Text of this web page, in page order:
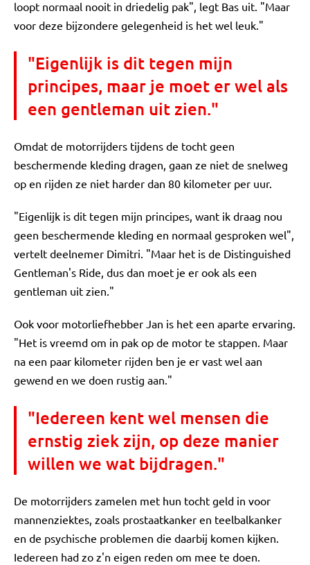
loopt normaal nooit in driedelig pak", legt Bas uit. "Maar
voor deze bijzondere gelegenheid is het wel leuk."
"Eigenlijk is dit tegen mijn
principes, maar je moet er wel als
een gentleman uit zien."
Omdat de motorrijders tijdens de tocht geen
beschermende kleding dragen, gaan ze niet de snelweg
op en rijden ze niet harder dan 80 kilometer per uur.
"Eigenlijk is dit tegen mijn principes, want ik draag nou
geen beschermende kleding en normaal gesproken wel",
vertelt deelnemer Dimitri. "Maar het is de Distinguished
Gentleman's Ride, dus dan moet je er ook als een
gentleman uit zien."
Ook voor motorliefhebber Jan is het een aparte ervaring.
"Het is vreemd om in pak op de motor te stappen. Maar
na een paar kilometer rijden ben je er vast wel aan
gewend en we doen rustig aan."
"Iedereen kent wel mensen die
ernstig ziek zijn, op deze manier
willen we wat bijdragen."
De motorrijders zamelen met hun tocht geld in voor
mannenziektes, zoals prostaatkanker en teelbalkanker
en de psychische problemen die daarbij komen kijken.
Iedereen had zo z'n eigen reden om mee te doen.